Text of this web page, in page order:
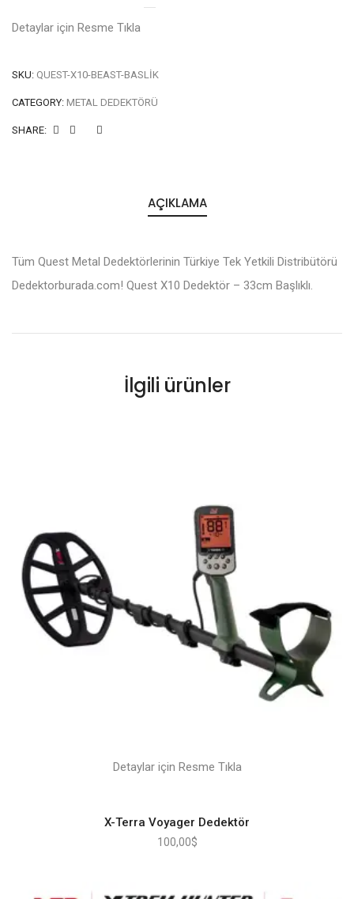
Detaylar için Resme Tıkla
SKU: QUEST-X10-BEAST-BASLIK
CATEGORY: METAL DEDEKTÖRÜ
SHARE:
AÇIKLAMA
Tüm Quest Metal Dedektörlerinin Türkiye Tek Yetkili Distribütörü
Dedektorburada.com! Quest X10 Dedektör – 33cm Başlıklı.
İlgili ürünler
Detaylar için Resme Tıkla
X-Terra Voyager Dedektör
100,00$